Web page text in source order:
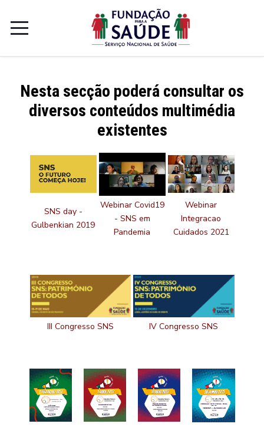
Nesta secção poderá consultar os
diversos conteúdos multimédia
existentes
SNS day -
Gulbenkian 2019
Webinar Covid19
- SNS em
Pandemia
Webinar
Integracao
Cuidados 2021
III Congresso SNS IV Congresso SNS